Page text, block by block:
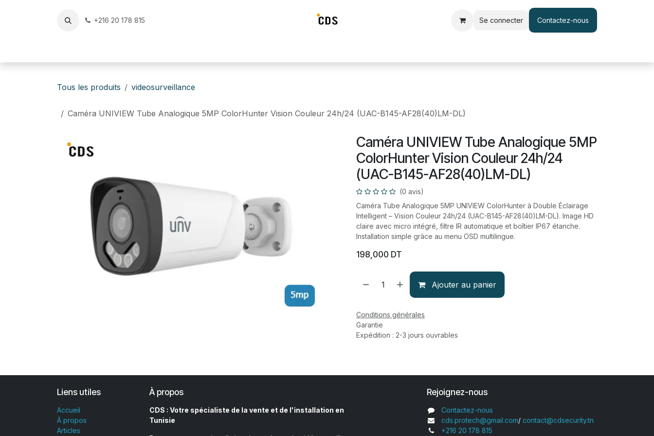
+216 20 178 815 Se connecter Contactez-nous
Tous les produits videosurveillance
Caméra UNIVIEW Tube Analogique 5MP ColorHunter Vision Couleur 24h/24 (UAC-B145-AF28(40)LM-DL)
Caméra UNIVIEW Tube Analogique 5MP
ColorHunter Vision Couleur 24h/24
(UAC-B145-AF28(40)LM-DL)
(0 avis)
Caméra Tube Analogique 5MP UNIVIEW ColorHunter à Double Éclairage
Intelligent – Vision Couleur 24h/24 (UAC-B145-AF28(40)LM-DL). Image HD
claire avec micro intégré, filtre IR automatique et boîtier IP67 étanche.
Installation simple grâce au menu OSD multilingue.
198,000 DT
Ajouter au panier
Conditions générales
Garantie
Expédition : 2-3 jours ouvrables
Liens utiles
Accueil
À propos
Articles
À propos
CDS : Votre spécialiste de la vente et de l'installation en
Tunisie
Rejoignez-nous
Contactez-nous
cds.protech@gmail.com/ contact@cdsecurity.tn
+216 20 178 815